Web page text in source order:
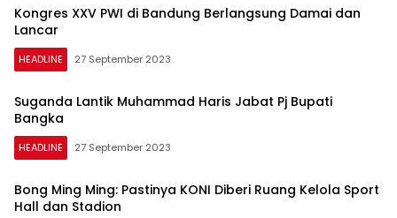
Kongres XXV PWI di Bandung Berlangsung Damai dan
Lancar
HEADLINE 27 September 2023
Suganda Lantik Muhammad Haris Jabat Pj Bupati
Bangka
HEADLINE 27 September 2023
Bong Ming Ming: Pastinya KONI Diberi Ruang Kelola Sport
Hall dan Stadion